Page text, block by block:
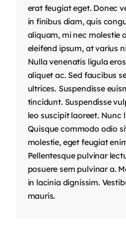
erat feugiat eget. Donec
in finibus diam, quis
aliquam, mi nec molestie
eleifend ipsum, at varius
Nulla venenatis ligula
aliquet ac. Sed faucibus
ultrices. Suspendisse
tincidunt. Suspendisse
leo suscipit laoreet. Nunc
Quisque commodo odio
molestie, eget feugiat
Pellentesque pulvinar
posuere sem pulvinar a.
in lacinia dignissim.
mauris.